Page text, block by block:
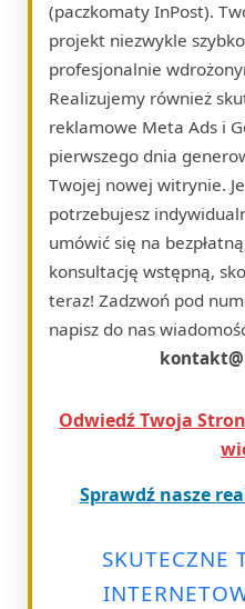
(paczkomaty InPost).
projekt niezwykle
profesjonalnie
Realizujemy również
reklamowe Meta Ads i
pierwszego dnia
Twojej nowej witrynie.
potrzebujesz
umówić się na
konsultację wstępną,
teraz! Zadzwoń pod
napisz do nas
Odwiedź Twoja
Sprawdź nasze
SKUTECZNE